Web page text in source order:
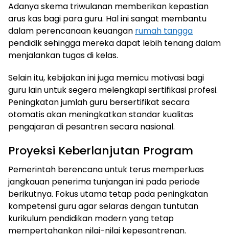
Adanya skema triwulanan memberikan kepastian
arus kas bagi para guru. Hal ini sangat membantu
dalam perencanaan keuangan rumah tangga
pendidik sehingga mereka dapat lebih tenang dalam
menjalankan tugas di kelas.
Selain itu, kebijakan ini juga memicu motivasi bagi
guru lain untuk segera melengkapi sertifikasi profesi.
Peningkatan jumlah guru bersertifikat secara
otomatis akan meningkatkan standar kualitas
pengajaran di pesantren secara nasional.
Proyeksi Keberlanjutan Program
Pemerintah berencana untuk terus memperluas
jangkauan penerima tunjangan ini pada periode
berikutnya. Fokus utama tetap pada peningkatan
kompetensi guru agar selaras dengan tuntutan
kurikulum pendidikan modern yang tetap
mempertahankan nilai-nilai kepesantrenan.